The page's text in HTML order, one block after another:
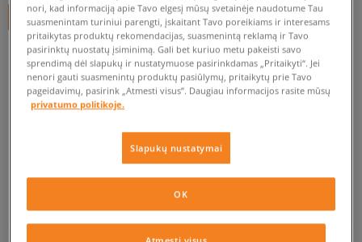
+ 20 tšk.SizeerClub
Prekė neprieinama
Jei prekė vėl bus sandėlyje, gausi pranešimą iš mūsų.
PATIKRINK PRIEINAMUMĄ PARDUOTUVĖJE
nori, kad informaciją apie Tavo elgesį mūsų svetainėje naudotume Tau
suasmenintam turiniui parengti, įskaitant Tavo poreikiams ir interesams
pritaikytas produktų rekomendacijas, suasmenintą reklamą ir Tavo
pasirinktų nuostatų įsiminimą. Gali bet kuriuo metu pakeisti savo
sprendimą dėl slapukų ir nustatymuose pasirinkdamas „Pritaikyti“. Jei
nenori gauti suasmenintų produktų pasiūlymų, pritaikytų prie Tavo
pageidavimų, pasirink „Atmesti visus”. Daugiau informacijos rasite mūsų
privatumo politikoje.
Slapukų nustatymai
OK